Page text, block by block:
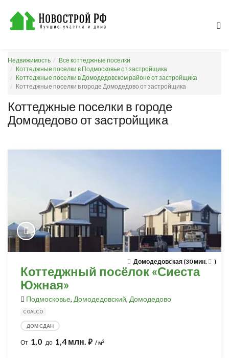
Недвижимость
Все коттеджные поселки
Коттеджные поселки в Подмосковье от застройщика
Коттеджные поселки в Домодедовском районе от застройщика
Коттеджные поселки в городе Домодедово от застройщика
Коттеджные поселки в городе
Домодедово от застройщика
Домодедовская (30 мин. )
Коттеджный посёлок «Сиеста
Южная»
Подмосковье, Домодедовский, Домодедово
COALCO
ДОМ СДАН
От 1,0 до 1,4 млн. ⃏ / м2